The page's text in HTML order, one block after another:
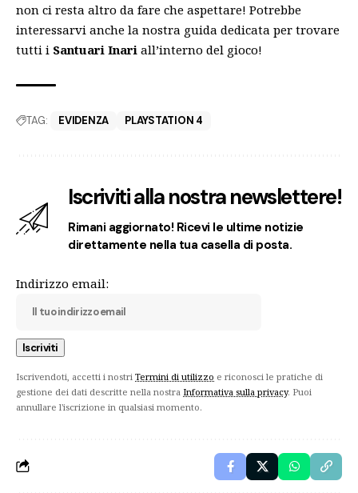
non ci resta altro da fare che aspettare! Potrebbe
interessarvi anche la nostra guida dedicata per trovare
tutti i Santuari Inari all’interno del gioco!
TAG: EVIDENZA PLAYSTATION 4
Iscriviti alla nostra newslettere!
Rimani aggiornato! Ricevi le ultime notizie
direttamente nella tua casella di posta.
Indirizzo email:
Iscrivendoti, accetti i nostri Termini di utilizzo e riconosci le pratiche di
gestione dei dati descritte nella nostra Informativa sulla privacy. Puoi
annullare l'iscrizione in qualsiasi momento.